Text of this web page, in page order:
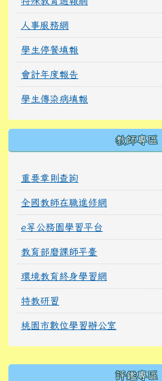
人事服務網
學生停餐填報
會計年度報告
學生傳染病填報
教師專區
重要章則查詢
全國教師在職進修網
e等公務園學習平台
教育部磨課師平臺
環境教育終身學習網
特教研習
桃園市數位學習辦公室
評鑑專區